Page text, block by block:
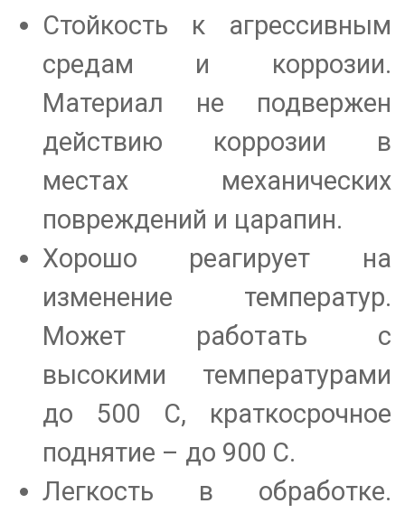
Стойкость к агрессивным
средам и коррозии.
Материал не подвержен
действию коррозии в
местах механических
повреждений и царапин.
Хорошо реагирует на
изменение температур.
Может работать с
высокими температурами
до 500 С, краткосрочное
поднятие – до 900 С.
Легкость в обработке.